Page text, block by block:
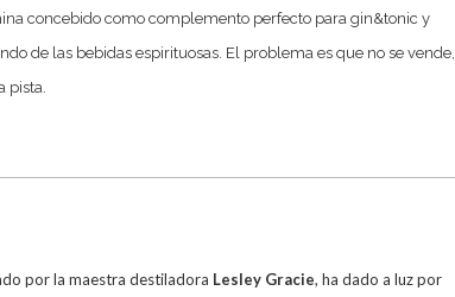
concebido como complemento perfecto para gin&tonic y
de las bebidas espirituosas. El problema es que no se vende,
pista.
por la maestra destiladora Lesley Gracie, ha dado a luz por